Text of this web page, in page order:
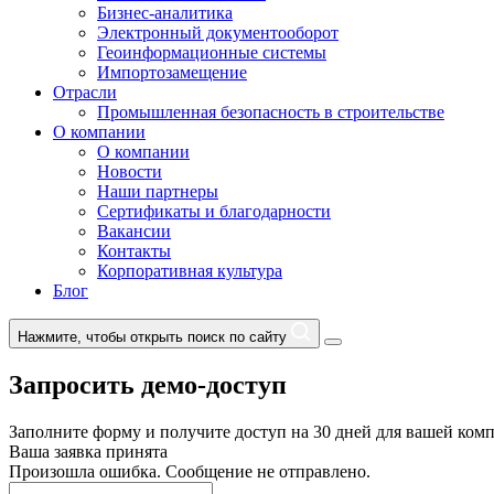
Бизнес-аналитика
Электронный документооборот
Геоинформационные системы
Импортозамещение
Отрасли
Промышленная безопасность в строительстве
О компании
О компании
Новости
Наши партнеры
Сертификаты и благодарности
Вакансии
Контакты
Корпоративная культура
Блог
Нажмите, чтобы открыть поиск по сайту
Запросить демо-доступ
Заполните форму и получите доступ на 30 дней для вашей
Ваша заявка принята
Произошла ошибка. Сообщение не отправлено.